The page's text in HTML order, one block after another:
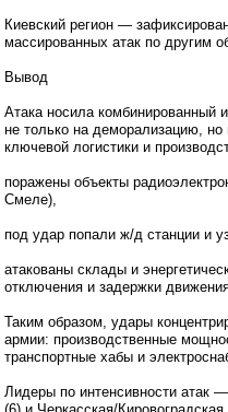
Киевский регион —
массированных атак по другим
Вывод
Атака носила комбинированный
не только на деморализацию,
ключевой логистики и
поражены объекты
Смеле),
под удар попали ж/д станции и
атакованы склады и
отключения и задержки
Таким образом, удары
армии: производственные
транспортные хабы и
Лидеры по интенсивности атак